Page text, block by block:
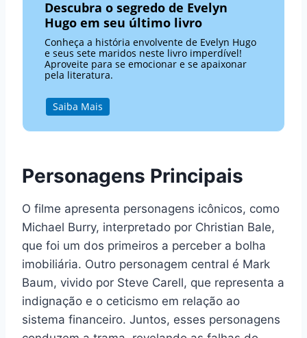
Descubra o segredo de Evelyn
Hugo em seu último livro
Conheça a história envolvente de Evelyn Hugo
e seus sete maridos neste livro imperdível!
Aproveite para se emocionar e se apaixonar
pela literatura.
Saiba Mais
Personagens Principais
O filme apresenta personagens icônicos, como
Michael Burry, interpretado por Christian Bale,
que foi um dos primeiros a perceber a bolha
imobiliária. Outro personagem central é Mark
Baum, vivido por Steve Carell, que representa a
indignação e o ceticismo em relação ao
sistema financeiro. Juntos, esses personagens